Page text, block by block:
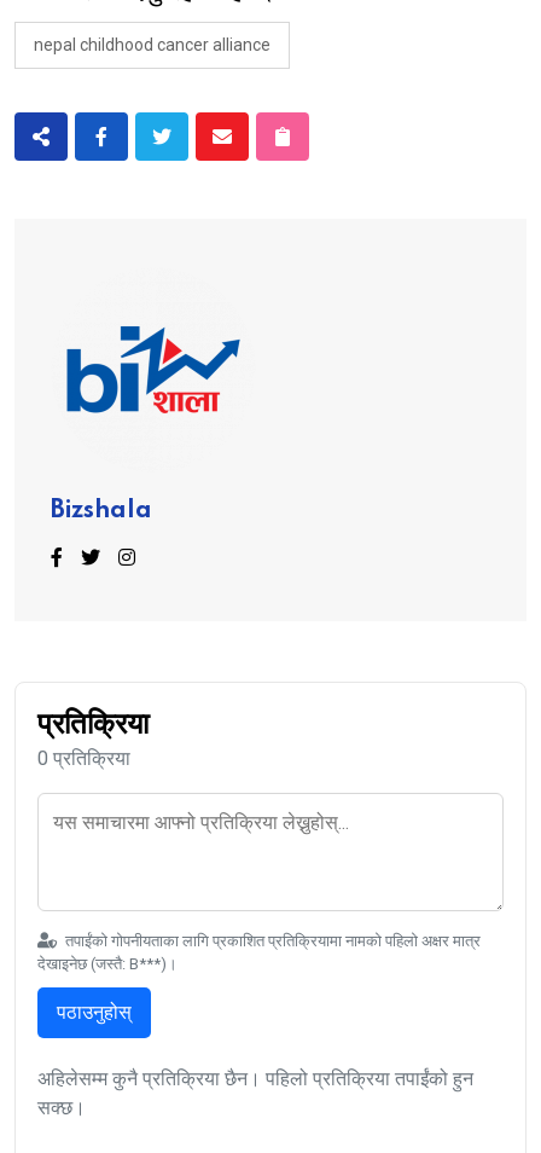
nepal childhood cancer alliance
Bizshala
प्रतिक्रिया
0 प्रतिक्रिया
तपाईंको गोपनीयताका लागि प्रकाशित प्रतिक्रियामा नामको पहिलो अक्षर मात्र
देखाइनेछ (जस्तै: B***)।
पठाउनुहोस्
अहिलेसम्म कुनै प्रतिक्रिया छैन। पहिलो प्रतिक्रिया तपाईंको हुन
सक्छ।